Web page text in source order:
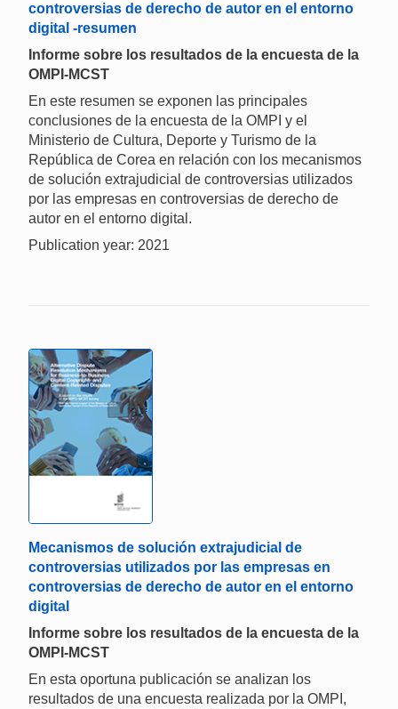
controversias de derecho de autor en el entorno
digital -resumen
Informe sobre los resultados de la encuesta de la
OMPI-MCST
En este resumen se exponen las principales
conclusiones de la encuesta de la OMPI y el
Ministerio de Cultura, Deporte y Turismo de la
República de Corea en relación con los mecanismos
de solución extrajudicial de controversias utilizados
por las empresas en controversias de derecho de
autor en el entorno digital.
Publication year: 2021
Mecanismos de solución extrajudicial de
controversias utilizados por las empresas en
controversias de derecho de autor en el entorno
digital
Informe sobre los resultados de la encuesta de la
OMPI-MCST
En esta oportuna publicación se analizan los
resultados de una encuesta realizada por la OMPI,